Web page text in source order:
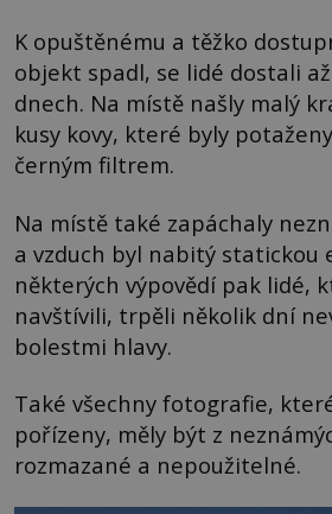
K opuštěnému a těžko
objekt spadl, se lidé dostali
dnech. Na místě našly malý
kusy kovy, které byly
černým filtrem.
Na místě také zapáchaly
a vzduch byl nabitý statickou
některých výpovědí pak lidé,
navštívili, trpěli několik dní
bolestmi hlavy.
Také všechny fotografie,
pořízeny, měly být z
rozmazané a nepoužitelné.